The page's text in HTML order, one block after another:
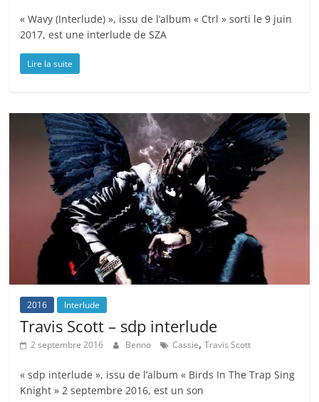
« Wavy (Interlude) », issu de l’album « Ctrl » sorti le 9 juin
2017, est une interlude de SZA
Lire la suite
2016 Interlude
Travis Scott – sdp interlude
2 septembre 2016 Benno Cassie,Travis Scott
« sdp interlude », issu de l’album « Birds In The Trap Sing
Knight » 2 septembre 2016, est un son